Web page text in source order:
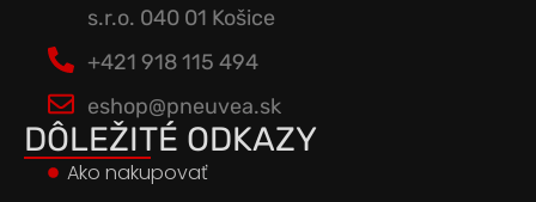
s.r.o. 040 01 Košice
+421 918 115 494
eshop@pneuvea.sk
DÔLEŽITÉ ODKAZY
Ako nakupovať